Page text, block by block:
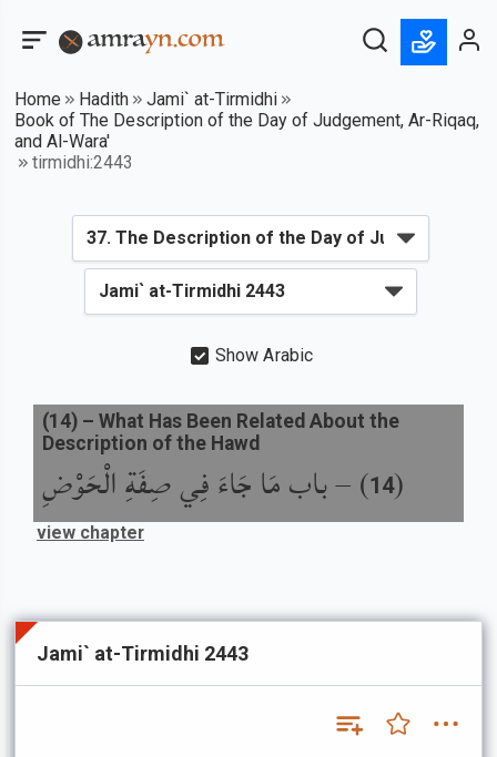
Home Hadith
Jami` at-Tirmidhi
Book of The Description of the Day of Judgement, Ar-Riqaq,
and Al-Wara'
tirmidhi:2443
Show Arabic
(
14
) –باب مَا جَاءَ فِي صِفَةِ الْحَوْضِ
(14) – What Has Been Related About the
Description of the Hawd
view chapter
Jami` at-Tirmidhi 2443